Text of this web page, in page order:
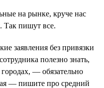
на рынке, круче нас
Так пишут все.
заявления без привязки
полезно знать,
— обязательно
— пишите про средний